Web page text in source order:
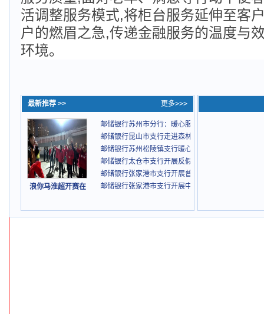
活调整服务模式,将柜台服务延伸至客
户的燃眉之急,传递金融服务的温度与
环境。
最新推荐 >> 更多>>>
浪你马淮超开赛在
邮储银行苏州市分行：暖心服务助患者渡难关
邮储银行昆山市支行走进森林公园开展金融教育宣
邮储银行苏州松陵镇支行暖心上门服务
邮储银行太仓市支行开展反假货币宣传活动
邮储银行张家港市支行开展普法教育
邮储银行张家港市支行开展中医诊疗活动